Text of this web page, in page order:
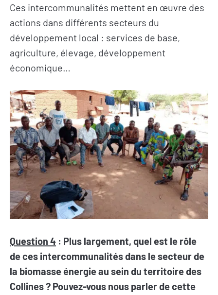
Guides et
études
Décryptages
collectivités
Fondations
Ces intercommunalités mettent en œuvre des
actions dans différents secteurs du
développement local : services de base,
agriculture, élevage, développement
économique…
Question 4 : Plus largement, quel est le rôle
de ces intercommunalités dans le secteur de
la biomasse énergie au sein du territoire des
Collines ? Pouvez-vous nous parler de cette